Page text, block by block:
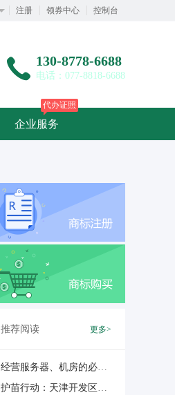
注册 领券中心 控制台
130-8778-6688
电话：077-8818-6688
企业服务
代办证照
推荐阅读 更多>
经营服务器、机房的必须得明白IDC许可证
护苗行动：天津开发区税务局吹响护苗“集结号”按下行动“快进键”